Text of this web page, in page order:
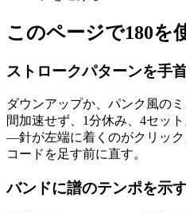
このページで180を
ストロークパターンを手
ダウンアップか、パンク風の
間加速せず、1分休み、4セッ
—針が左端に着くのがクリック
コードを足す前に直す。
バンドに譜のテンポを示